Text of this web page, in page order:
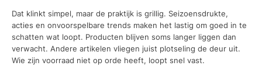
Dat klinkt simpel, maar de praktijk is grillig. Seizoensdrukte,
acties en onvoorspelbare trends maken het lastig om goed in te
schatten wat loopt. Producten blijven soms langer liggen dan
verwacht. Andere artikelen vliegen juist plotseling de deur uit.
Wie zijn voorraad niet op orde heeft, loopt snel vast.